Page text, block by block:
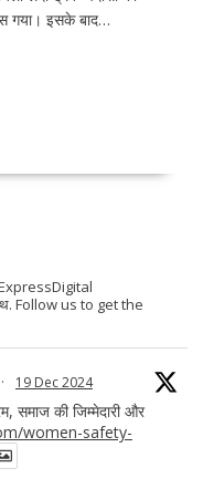
गया। इसके बाद…
Follow us to get the
· 19 Dec 2024
समाज की जिम्मेदारी और
women-safety-